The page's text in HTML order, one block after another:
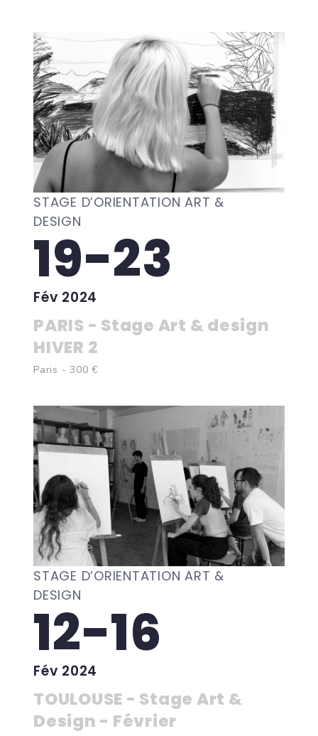
STAGE D’ORIENTATION ART &
DESIGN
19-23
Fév 2024
PARIS - Stage Art & design
HIVER 2
Paris - 300 €
STAGE D’ORIENTATION ART &
DESIGN
12-16
Fév 2024
TOULOUSE - Stage Art &
Design - Février